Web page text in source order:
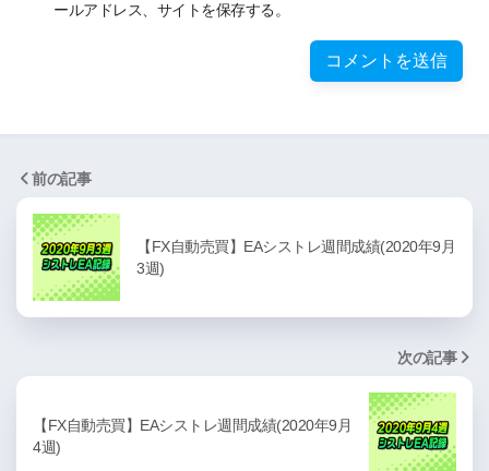
ールアドレス、サイトを保存する。
前の記事
【FX自動売買】EAシストレ週間成績(2020年9月
3週)
次の記事
【FX自動売買】EAシストレ週間成績(2020年9月
4週)